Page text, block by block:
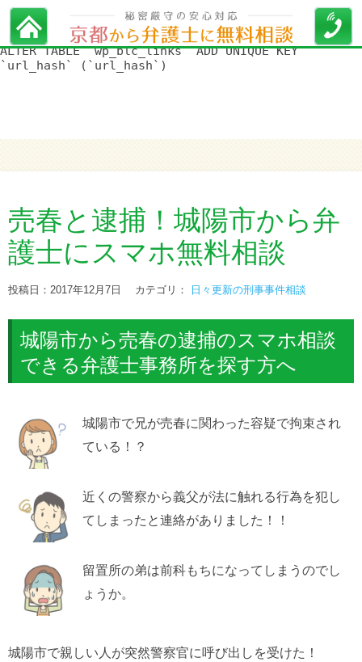
WordPress データベースエラー:[Duplicate entry '' for key
'url_hash']
ALTER TABLE `wp_blc_links` ADD UNIQUE KEY
`url_hash` (`url_hash`)
売春と逮捕！城陽市から弁
護士にスマホ無料相談
投稿日：2017年12月7日 カテゴリ： 日々更新の刑事事件相談
城陽市から売春の逮捕のスマホ相談
できる弁護士事務所を探す方へ
城陽市で兄が売春に関わった容疑で拘束され
ている！？
近くの警察から義父が法に触れる行為を犯し
てしまったと連絡がありました！！
留置所の弟は前科もちになってしまうのでし
ょうか。
城陽市で親しい人が突然警察官に呼び出しを受けた！